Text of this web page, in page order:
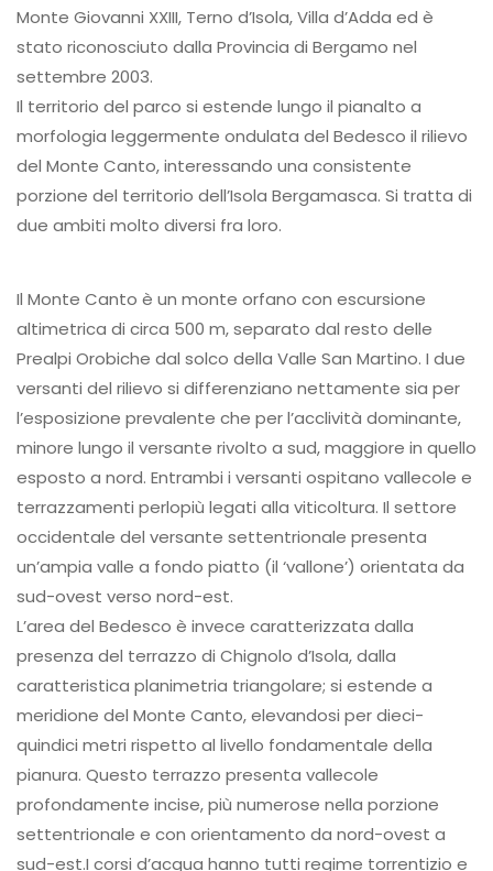
Monte Giovanni XXIII, Terno d’Isola, Villa d’Adda ed è
stato riconosciuto dalla Provincia di Bergamo nel
settembre 2003.
Il territorio del parco si estende lungo il pianalto a
morfologia leggermente ondulata del Bedesco il rilievo
del Monte Canto, interessando una consistente
porzione del territorio dell’Isola Bergamasca. Si tratta di
due ambiti molto diversi fra loro.
Il Monte Canto è un monte orfano con escursione
altimetrica di circa 500 m, separato dal resto delle
Prealpi Orobiche dal solco della Valle San Martino. I due
versanti del rilievo si differenziano nettamente sia per
l’esposizione prevalente che per l’acclività dominante,
minore lungo il versante rivolto a sud, maggiore in quello
esposto a nord. Entrambi i versanti ospitano vallecole e
terrazzamenti perlopiù legati alla viticoltura. Il settore
occidentale del versante settentrionale presenta
un’ampia valle a fondo piatto (il ‘vallone’) orientata da
sud-ovest verso nord-est.
L’area del Bedesco è invece caratterizzata dalla
presenza del terrazzo di Chignolo d’Isola, dalla
caratteristica planimetria triangolare; si estende a
meridione del Monte Canto, elevandosi per dieci-
quindici metri rispetto al livello fondamentale della
pianura. Questo terrazzo presenta vallecole
profondamente incise, più numerose nella porzione
settentrionale e con orientamento da nord-ovest a
sud-est.I corsi d’acqua hanno tutti regime torrentizio e